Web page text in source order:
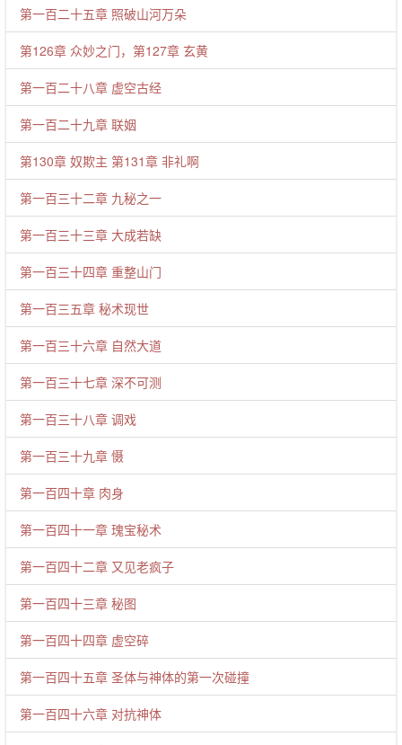
第一百二十五章 照破山河万朵
第126章 众妙之门，第127章 玄黄
第一百二十八章 虚空古经
第一百二十九章 联姻
第130章 奴欺主 第131章 非礼啊
第一百三十二章 九秘之一
第一百三十三章 大成若缺
第一百三十四章 重整山门
第一百三五章 秘术现世
第一百三十六章 自然大道
第一百三十七章 深不可测
第一百三十八章 调戏
第一百三十九章 慑
第一百四十章 肉身
第一百四十一章 瑰宝秘术
第一百四十二章 又见老疯子
第一百四十三章 秘图
第一百四十四章 虚空碎
第一百四十五章 圣体与神体的第一次碰撞
第一百四十六章 对抗神体